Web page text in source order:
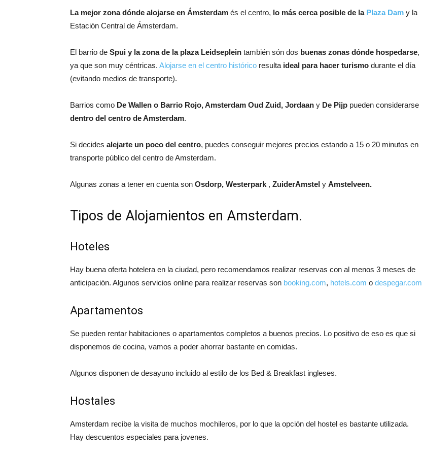
La mejor zona dónde alojarse en Ámsterdam és el centro, lo más cerca posible de la Plaza Dam y la
Estación Central de Ámsterdam.
El barrio de Spui y la zona de la plaza Leidseplein también són dos buenas zonas dónde hospedarse,
ya que son muy céntricas. Alojarse en el centro histórico resulta ideal para hacer turismo durante el día
(evitando medios de transporte).
Barrios como De Wallen o Barrio Rojo, Amsterdam Oud Zuid, Jordaan y De Pijp pueden considerarse
dentro del centro de Amsterdam.
Si decides alejarte un poco del centro, puedes conseguir mejores precios estando a 15 o 20 minutos en
transporte público del centro de Amsterdam.
Algunas zonas a tener en cuenta son Osdorp, Westerpark , ZuiderAmstel y Amstelveen.
Tipos de Alojamientos en Amsterdam.
Hoteles
Hay buena oferta hotelera en la ciudad, pero recomendamos realizar reservas con al menos 3 meses de
anticipación. Algunos servicios online para realizar reservas son booking.com, hotels.com o despegar.com
Apartamentos
Se pueden rentar habitaciones o apartamentos completos a buenos precios. Lo positivo de eso es que si
disponemos de cocina, vamos a poder ahorrar bastante en comidas.
Algunos disponen de desayuno incluido al estilo de los Bed & Breakfast ingleses.
Hostales
Amsterdam recibe la visita de muchos mochileros, por lo que la opción del hostel es bastante utilizada.
Hay descuentos especiales para jovenes.